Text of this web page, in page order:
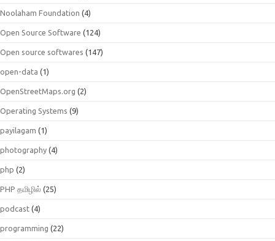
Noolaham Foundation (4)
Open Source Software (124)
Open source softwares (147)
open-data (1)
OpenStreetMaps.org (2)
Operating Systems (9)
payilagam (1)
photography (4)
php (2)
PHP தமிழில் (25)
podcast (4)
programming (22)